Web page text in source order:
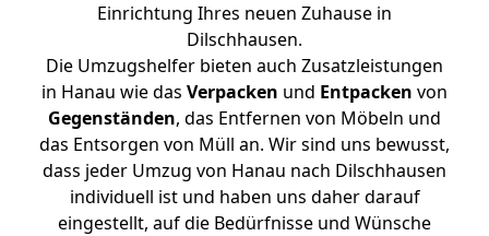
Einrichtung Ihres neuen Zuhause in
Dilschhausen.
Die Umzugshelfer bieten auch Zusatzleistungen
in Hanau wie das Verpacken und Entpacken von
Gegenständen, das Entfernen von Möbeln und
das Entsorgen von Müll an. Wir sind uns bewusst,
dass jeder Umzug von Hanau nach Dilschhausen
individuell ist und haben uns daher darauf
eingestellt, auf die Bedürfnisse und Wünsche